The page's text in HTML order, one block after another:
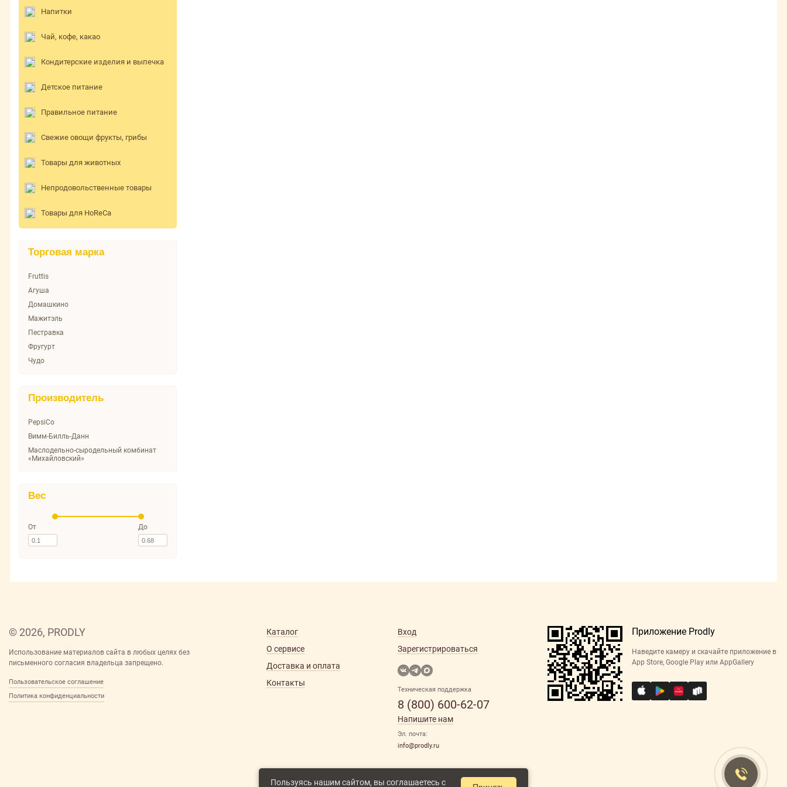
Пользуясь нашим сайтом, вы соглашаетесь с
Напитки
Чай, кофе, какао
Кондитерские изделия и выпечка
Детское питание
Правильное питание
Свежие овощи фрукты, грибы
Товары для животных
Непродовольственные товары
Товары для HoReCa
Торговая марка
Fruttis
Агуша
Домашкино
Мажитэль
Пестравка
Фругурт
Чудо
Производитель
PepsiCo
Вимм-Билль-Данн
Маслодельно-сыродельный комбинат
«Михайловский»
Вес
От До
© 2026, PRODLY
Использование материалов сайта в любых целях без
письменного согласия владельца запрещено.
Пользовательское соглашение
Политика конфиденциальности
Каталог
О сервисе
Доставка и оплата
Контакты
Вход
Зарегистрироваться
Техническая поддержка
8 (800) 600-62-07
Напишите нам
Эл. почта:
info@prodly.ru
Приложение Prodly
Наведите камеру и скачайте приложение в
App Store, Google Play или AppGallery